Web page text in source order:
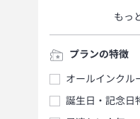
もっ
プランの特徴
オールインクル
誕生日・記念日